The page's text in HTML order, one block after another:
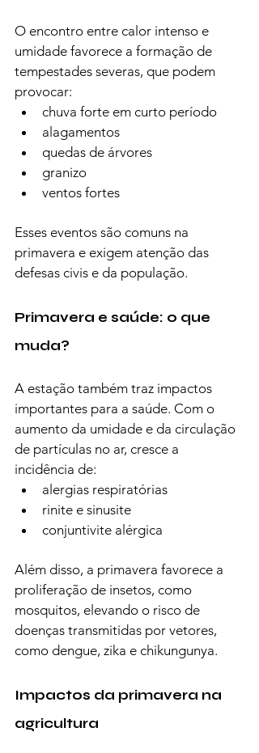
O encontro entre calor intenso e
umidade favorece a formação de
tempestades severas, que podem
provocar:
chuva forte em curto período
alagamentos
quedas de árvores
granizo
ventos fortes
Esses eventos são comuns na
primavera e exigem atenção das
defesas civis e da população.
Primavera e saúde: o que
muda?
A estação também traz impactos
importantes para a saúde. Com o
aumento da umidade e da circulação
de partículas no ar, cresce a
incidência de:
alergias respiratórias
rinite e sinusite
conjuntivite alérgica
Além disso, a primavera favorece a
proliferação de insetos, como
mosquitos, elevando o risco de
doenças transmitidas por vetores,
como dengue, zika e chikungunya.
Impactos da primavera na
agricultura